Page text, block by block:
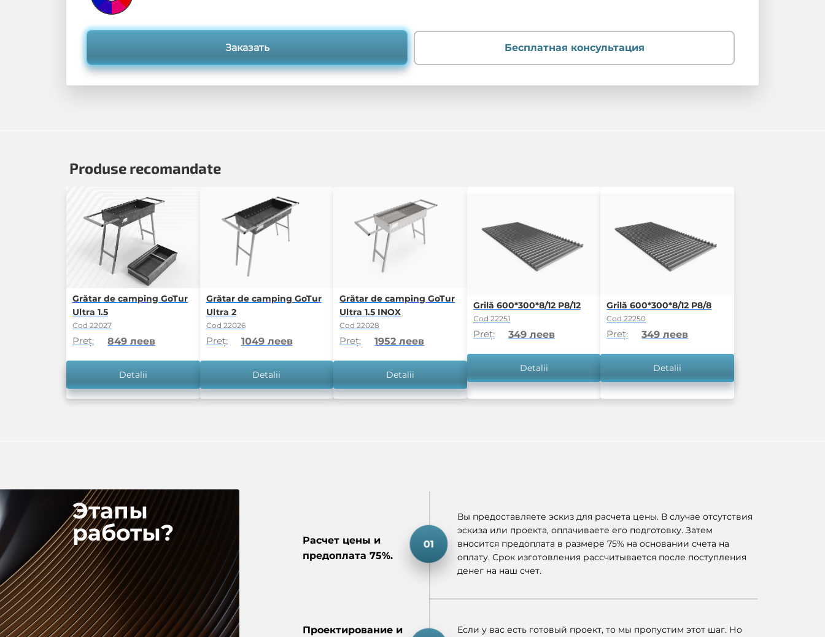
Заказать Бесплатная консультация
Produse recomandate
Grătar de camping GoTur
Ultra 1.5
Cod 22027
Preț: 849 леев
Detalii
Grătar de camping GoTur
Ultra 2
Cod 22026
Preț: 1049 леев
Detalii
Grătar de camping GoTur
Ultra 1.5 INOX
Cod 22028
Preț: 1952 леев
Detalii
Grilă 600*300*8/12 P8/12
Cod 22251
Preț: 349 леев
Detalii
Grilă 600*300*8/12 P8/8
Cod 22250
Preț: 349 леев
Detalii
Этапы
работы?
Расчет цены и
предоплата 75%.
Проектирование и
Вы предоставляете эскиз для расчета цены. В случае отсутствия
эскиза или проекта, оплачиваете его подготовку. Затем
вносится предоплата в размере 75% на основании счета на
оплату. Срок изготовления рассчитывается после поступления
денег на наш счет.
Если у вас есть готовый проект, то мы пропустим этот шаг. Но